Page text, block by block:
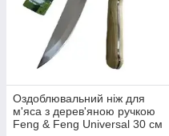
Оздоблювальний ніж для
м'яса з дерев'яною ручкою
Feng & Feng Universal 30 см